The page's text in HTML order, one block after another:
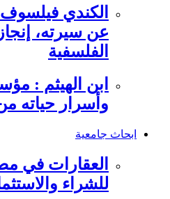
الكندي
عن سيرته،
الفلسفية
ابن الهيثم :
وأسرار حياته
ابحاث جامعية
للشراء